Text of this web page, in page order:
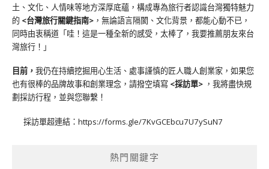
土、文化、人情味等地方深厚底蘊，構成專為旅行者認識台灣獨特魅力
的 <台灣旅行關鍵指南> ，無論語言隔閡、文化背景，都能心動不已，
同時由衷稱道「哇！這是一種全新的感受，太棒了，我要推薦朋友來台
灣旅行！」
目前， 我仍在持續挖掘用心生活、處事謹慎的匠人職人創業家，如果您
也有很棒的品牌故事和創業理念，請撥空填寫 <採訪單> ，我將盡快規
劃採訪行程，並與您聯繫！
採訪單超連結： https://forms.gle/7KvGCEbcu7U7ySuN7
熱門關鍵字